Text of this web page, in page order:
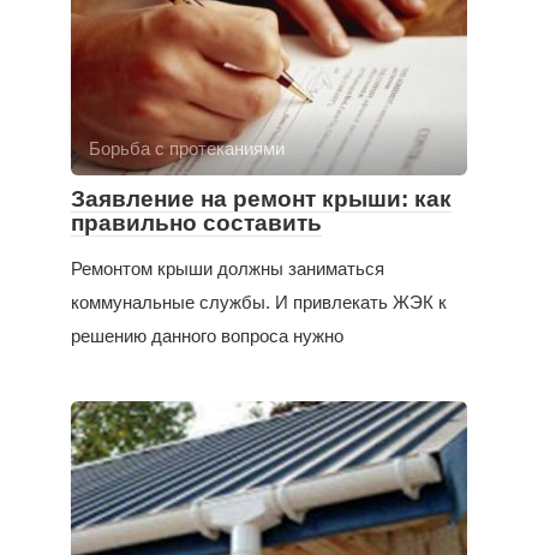
Борьба с протеканиями
Заявление на ремонт крыши: как
правильно составить
Ремонтом крыши должны заниматься
коммунальные службы. И привлекать ЖЭК к
решению данного вопроса нужно